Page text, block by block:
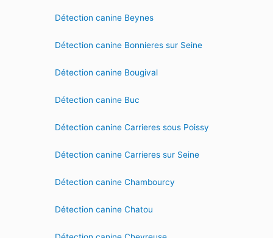
Détection canine Beynes
Détection canine Bonnieres sur Seine
Détection canine Bougival
Détection canine Buc
Détection canine Carrieres sous Poissy
Détection canine Carrieres sur Seine
Détection canine Chambourcy
Détection canine Chatou